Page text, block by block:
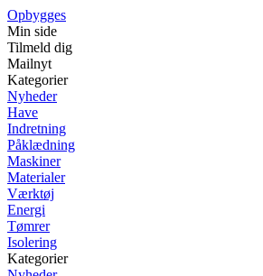
Opbygges
Min side
Tilmeld dig
Mailnyt
Kategorier
Nyheder
Have
Indretning
Påklædning
Maskiner
Materialer
Værktøj
Energi
Tømrer
Isolering
Kategorier